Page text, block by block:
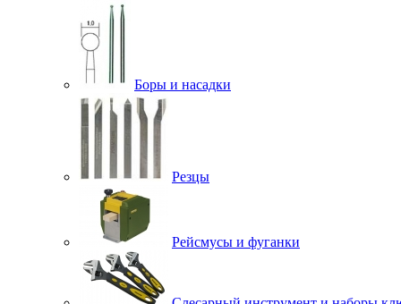
Боры и насадки
Резцы
Рейсмусы и фуганки